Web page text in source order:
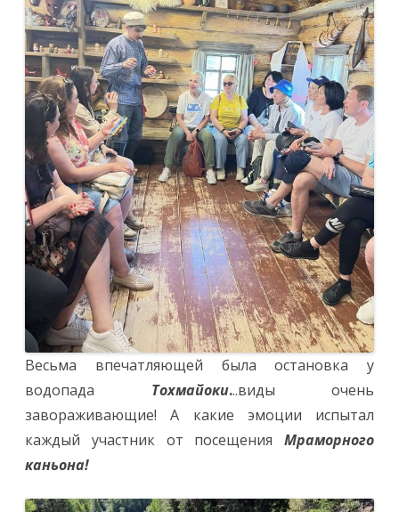
Весьма впечатляющей была остановка у
водопада Тохмайоки...виды очень
завораживающие! А какие эмоции испытал
каждый участник от посещения Мраморного
каньона!